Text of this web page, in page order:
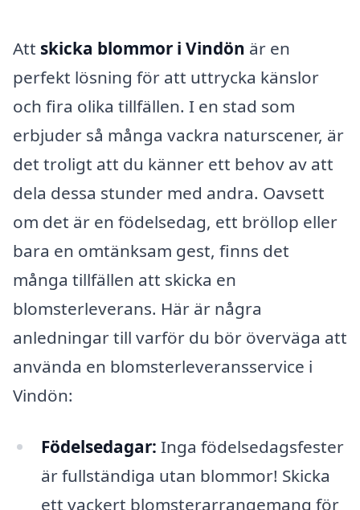
Att skicka blommor i Vindön är en
perfekt lösning för att uttrycka känslor
och fira olika tillfällen. I en stad som
erbjuder så många vackra naturscener, är
det troligt att du känner ett behov av att
dela dessa stunder med andra. Oavsett
om det är en födelsedag, ett bröllop eller
bara en omtänksam gest, finns det
många tillfällen att skicka en
blomsterleverans. Här är några
anledningar till varför du bör överväga att
använda en blomsterleveransservice i
Vindön:
Födelsedagar: Inga födelsedagsfester
är fullständiga utan blommor! Skicka
ett vackert blomsterarrangemang för